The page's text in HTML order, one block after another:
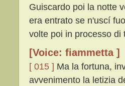
Guiscardo poi la notte
era entrato se n'uscí
volte poi in processo di
[Voice: fiammetta ]
[ 015 ] Ma la fortuna,
avvenimento la letizia